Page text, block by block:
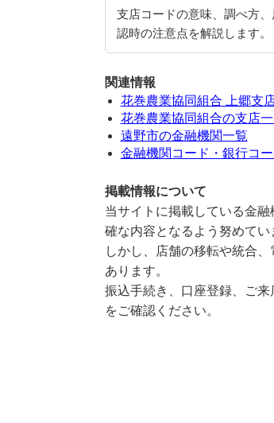
支店コードの意味、調べ方
認時の注意点を解説します。
関連情報
花巻農業協同組合 上郷支
花巻農業協同組合の支店
遠野市の金融機関一覧
金融機関コード・銀行コ
掲載情報について
当サイトに掲載している金
確な内容となるよう努めてい
しかし、店舗の移転や統合
あります。
振込手続き、口座登録、ご
をご確認ください。